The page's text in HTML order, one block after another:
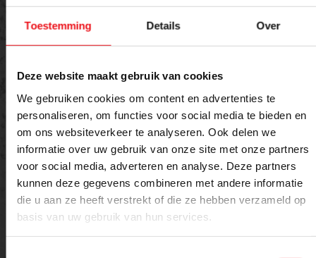
Toestemming Details Over
Deze website maakt gebruik van cookies
We gebruiken cookies om content en advertenties te
personaliseren, om functies voor social media te bieden en
om ons websiteverkeer te analyseren. Ook delen we
informatie over uw gebruik van onze site met onze partners
voor social media, adverteren en analyse. Deze partners
kunnen deze gegevens combineren met andere informatie
die u aan ze heeft verstrekt of die ze hebben verzameld op
basis van uw gebruik van hun services.
Offerte aanvragen
Meer weten over dit product of een offerte
aanvragen?
Naam E-mailadres
Telefoon